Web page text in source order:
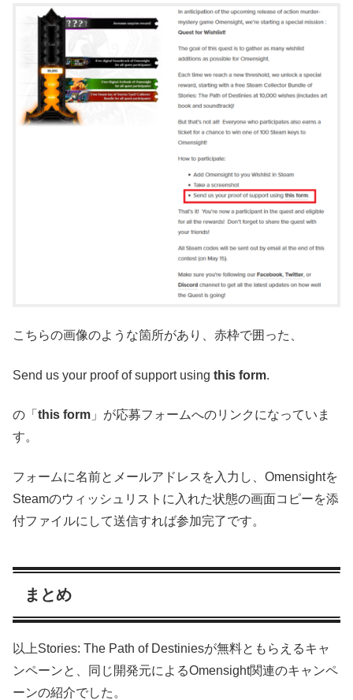
こちらの画像のような箇所があり、赤枠で囲った、
Send us your proof of support using this form.
の「 this form 」が応募フォームへのリンクになっていま
す。
フォームに名前とメールアドレスを入力し、Omensightを
Steamのウィッシュリストに入れた状態の画面コピーを添
付ファイルにして送信すれば参加完了です。
まとめ
以上Stories: The Path of Destiniesが無料ともらえるキャ
ンペーンと、同じ開発元によるOmensight関連のキャンペ
ーンの紹介でした。